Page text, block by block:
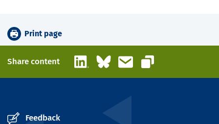
Print page
Share content LinkedInBlueskyEmail
Copy link
Feedback